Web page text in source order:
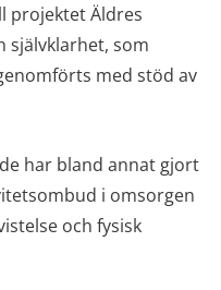
projektet Äldres
självklarhet, som
med stöd av
har bland annat gjort
i omsorgen
och fysisk